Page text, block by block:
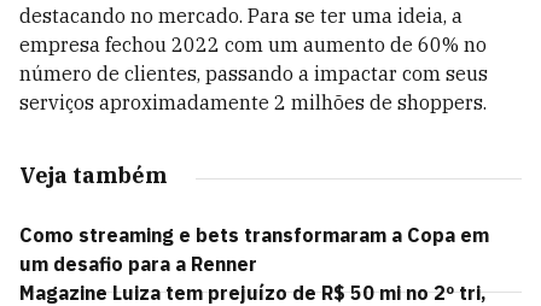
destacando no mercado. Para se ter uma ideia, a
empresa fechou 2022 com um aumento de 60% no
número de clientes, passando a impactar com seus
serviços aproximadamente 2 milhões de shoppers.
Veja também
Como streaming e bets transformaram a Copa em
um desafio para a Renner
Magazine Luiza tem prejuízo de R$ 50 mi no 2º tri,